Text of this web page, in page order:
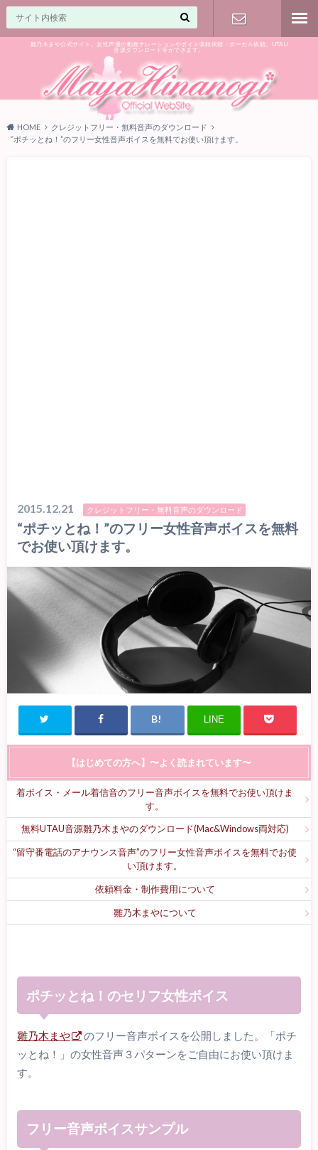
雛乃木まや公式サイト。女性声優の動画ナレーションやボイス収録依頼・ボーカル依頼、UTAU
音源ダウンロード等ができます。
気軽に♪
HOME
クレジットフリー・無料音声のダウンロード
“ポチッとね！”のフリー女性音声ボイスを無料でお使い頂けます。
2015.12.21 クレジットフリー・無料音声のダウンロード
“ポチッとね！”のフリー女性音声ボイスを無料
でお使い頂けます。
LINE
【はじめての方へ】〜よく読まれています〜
着ボイス・メール着信音のフリー音声ボイスを無料でお使い頂けま
す。
無料UTAU音源雛乃木まやのダウンロード(Mac&Windows両対応)
“留守番電話のアナウンス音声”のフリー女性音声ボイスを無料でお使
い頂けます。
依頼料金・制作費用について
雛乃木まやについて
ポチッとね！のセリフ女性ボイス
雛乃木まや
のフリー音声ボイスを公開しました。「ポチ
ッとね！」の女性音声３パターンをご自由にお使い頂けま
す。
フリー音声ボイスサンプル